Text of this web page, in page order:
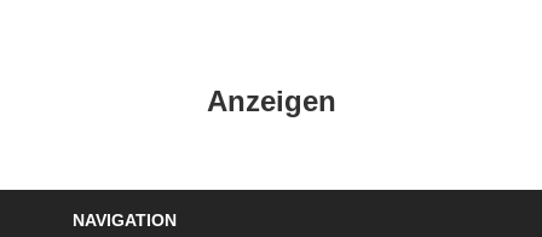
Anzeigen
NAVIGATION